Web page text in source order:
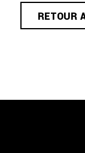
RETOUR